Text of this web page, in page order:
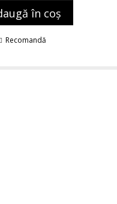
Recomandă